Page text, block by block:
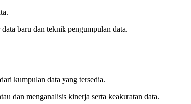
baru dan teknik pengumpulan data.
kumpulan data yang tersedia.
dan menganalisis kinerja serta keakuratan data.